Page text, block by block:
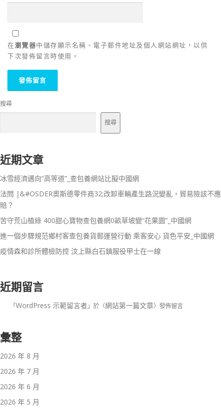
在瀏覽器中儲存顯示名稱、電子郵件地址及個人網站網址，以供
下次發佈留言時使用。
搜尋
搜尋
近期文章
冰雪經濟邁向“高等道”_查包養網站比擬中國網
法問 |&#OSDER奧斯德零件商32;改卸車輛產生路況變亂，貿易險該不應
賠？
苦守荒山植綠 400甜心寶物查包養網0畝草坡變“花果園”_中國網
進一個步驟規范鄉村客查包養貨郵運營行動 乘客安心 貨色平安_中國網
疫情森和診所體檢防控 汶上縣白石鎮服役甲士在一線
近期留言
「WordPress 示範留言者」於〈網站第一篇文章〉發佈留言
彙整
2026 年 8 月
2026 年 7 月
2026 年 6 月
2026 年 5 月